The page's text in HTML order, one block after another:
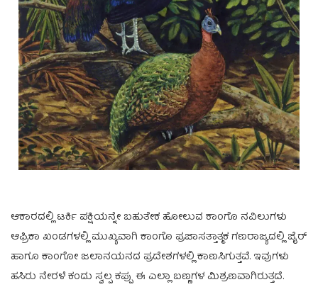
ಆಕಾರದಲ್ಲಿ ಟರ್ಕಿ ಪಕ್ಷಿಯನ್ನೇ ಬಹುತೇಕ ಹೋಲುವ ಕಾಂಗೊ ನವಿಲುಗಳು
ಆಫ್ರಿಕಾ ಖಂಡಗಳಲ್ಲಿ ಮುಖ್ಯವಾಗಿ ಕಾಂಗೊ ಪ್ರಜಾಸತ್ತಾತ್ಮಕ ಗಣರಾಜ್ಯದಲ್ಲಿ ಜೈರ್
ಹಾಗೂ ಕಾಂಗೋ ಜಲಾನಯನದ ಪ್ರದೇಶಗಳಲ್ಲಿ ಕಾಣಸಿಗುತ್ತವೆ. ಇವುಗಳು
ಹಸಿರು ನೇರಳೆ ಕಂದು ಸ್ವಲ್ಪ ಕಪ್ಪು ಈ ಎಲ್ಲಾ ಬಣ್ಣಗಳ ಮಿಶ್ರಣವಾಗಿರುತ್ತದೆ.